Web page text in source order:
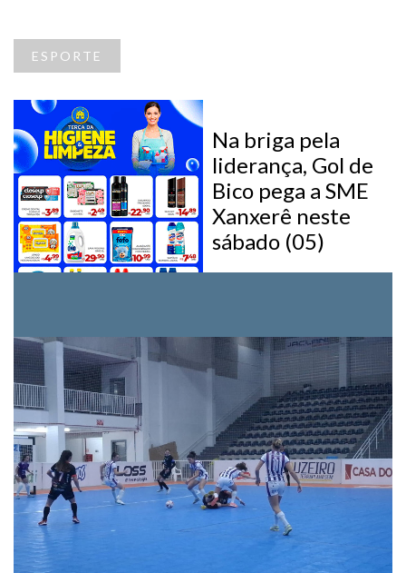
ESPORTE
Na briga pela
liderança, Gol de
Bico pega a SME
Xanxerê neste
sábado (05)